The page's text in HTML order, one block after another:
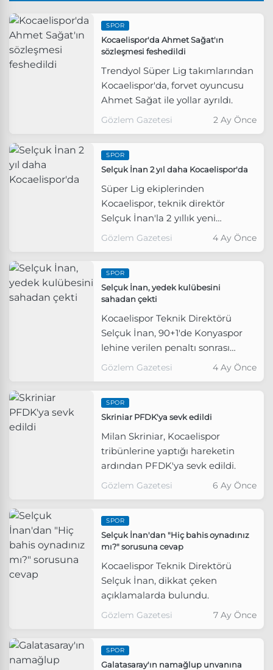
SPOR
Kocaelispor'da Ahmet Sağat'ın
sözleşmesi feshedildi
Trendyol Süper Lig takımlarından
Kocaelispor'da, forvet oyuncusu
Ahmet Sağat ile yollar ayrıldı.
Gözlem Gazetesi 2 Ay Önce
SPOR
Selçuk İnan 2 yıl daha Kocaelispor'da
Süper Lig ekiplerinden
Kocaelispor, teknik direktör
Selçuk İnan'la 2 yıllık yeni
sözleşme imzaladı.
Gözlem Gazetesi 4 Ay Önce
SPOR
Selçuk İnan, yedek kulübesini
sahadan çekti
Kocaelispor Teknik Direktörü
Selçuk İnan, 90+1'de Konyaspor
lehine verilen penaltı sonrası
yedek kulübesini soyunma
Gözlem Gazetesi 4 Ay Önce
SPOR
Skriniar PFDK'ya sevk edildi
Milan Skriniar, Kocaelispor
tribünlerine yaptığı hareketin
ardından PFDK'ya sevk edildi.
Gözlem Gazetesi 6 Ay Önce
SPOR
Selçuk İnan'dan "Hiç bahis oynadınız
mı?" sorusuna cevap
Kocaelispor Teknik Direktörü
Selçuk İnan, dikkat çeken
açıklamalarda bulundu.
Gözlem Gazetesi 7 Ay Önce
SPOR
Galatasaray'ın namağlup unvanına